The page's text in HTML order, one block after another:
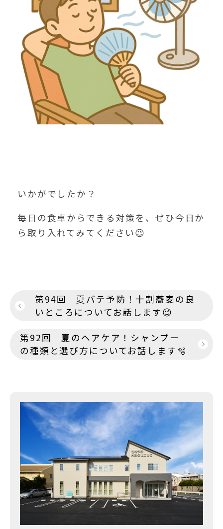
いかがでしたか？
毎日の食卓からできる対策を、ぜひ今日か
ら取り入れてみてください😉
稿
ビ
ゲ
ョ
第92回 夏のヘアケア！シャンプー
の種類と選び方についてお話します🫧
第94回 夏バテ予防！十割蕎麦の良
いところについてお話します😉